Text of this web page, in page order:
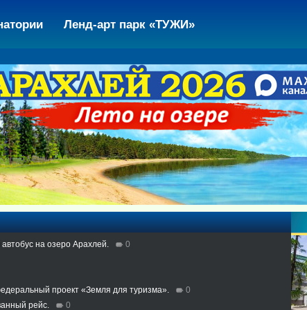
Ленд-арт парк «ТУЖИ»
на озеро Арахлей.
0
проект «Земля для туризма».
0
рейс. 0